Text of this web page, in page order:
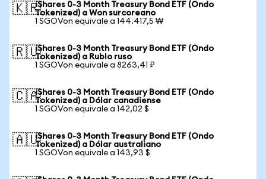
🇰🇷iShares 0-3 Month Treasury Bond ETF (Ondo
Tokenized) a Won surcoreano
1 SGOVon equivale a 144.417,5 ₩
🇷🇺iShares 0-3 Month Treasury Bond ETF (Ondo
Tokenized) a Rublo ruso
1 SGOVon equivale a 8263,41 ₽
🇨🇦iShares 0-3 Month Treasury Bond ETF (Ondo
Tokenized) a Dólar canadiense
1 SGOVon equivale a 142,02 $
🇦🇺iShares 0-3 Month Treasury Bond ETF (Ondo
Tokenized) a Dólar australiano
1 SGOVon equivale a 143,93 $